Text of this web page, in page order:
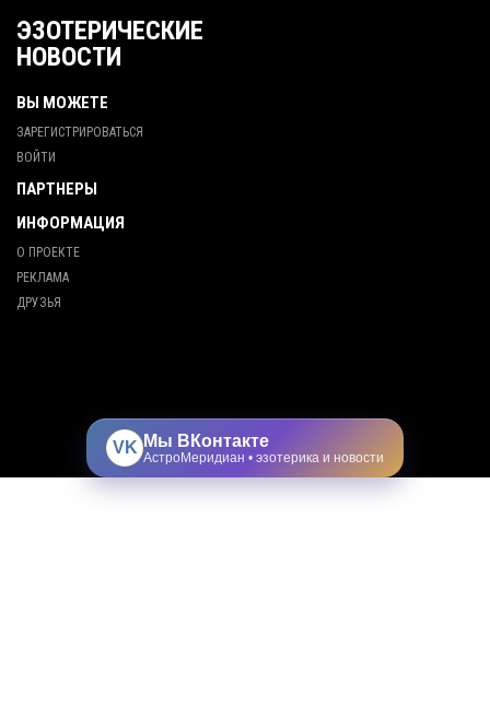
ЭЗОТЕРИЧЕСКИЕ
НОВОСТИ
ВЫ МОЖЕТЕ
ЗАРЕГИСТРИРОВАТЬСЯ
ВОЙТИ
ПАРТНЕРЫ
ИНФОРМАЦИЯ
О ПРОЕКТЕ
РЕКЛАМА
ДРУЗЬЯ
VK Мы ВКонтакте
АстроМеридиан • эзотерика и новости